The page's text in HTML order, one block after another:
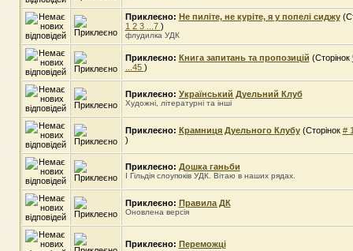
Приклеєно: Не пиліте, не куріте, я у попелі сиджу
1 2 3 ...7 )
флудилка УДК
Приклеєно: Книга запитань та пропозицій (Сторінок
...45 )
Приклеєно: Український Дуельний Клуб
Художні, літературні та інші
Приклеєно: Крамниця Дуельного Клубу (Сторінок #
)
Приклеєно: Дошка ганьби
І Гільдія слоупоків УДК. Вітаю в наших рядах.
Приклеєно: Правила ДК
Оновлена версія
Приклеєно: Переможці